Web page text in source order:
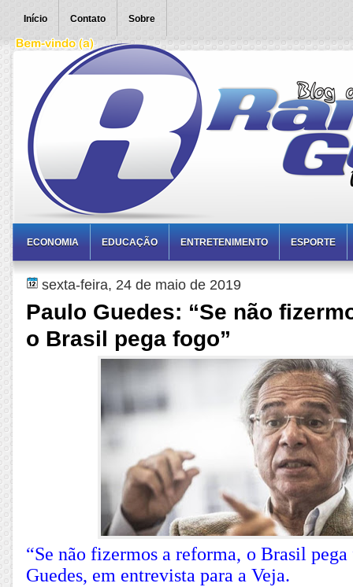
Início Contato Sobre
ECONOMIA EDUCAÇÃO ENTRETENIMENTO ESPORTE
sexta-feira, 24 de maio de 2019
Paulo Guedes: “Se não
o Brasil pega fogo”
“Se não fizermos a reforma, o Brasil pega
Guedes, em entrevista para a Veja.